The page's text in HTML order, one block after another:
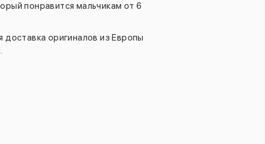
понравится мальчикам от 6
оригиналов из Европы